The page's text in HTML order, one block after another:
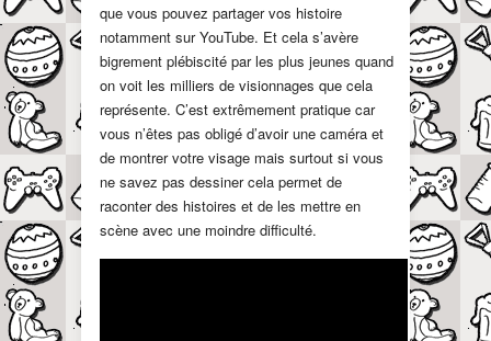
que vous pouvez partager vos histoire
notamment sur YouTube. Et cela s’avère
bigrement plébiscité par les plus jeunes quand
on voit les milliers de visionnages que cela
représente. C’est extrêmement pratique car
vous n’êtes pas obligé d’avoir une caméra et
de montrer votre visage mais surtout si vous
ne savez pas dessiner cela permet de
raconter des histoires et de les mettre en
scène avec une moindre difficulté.